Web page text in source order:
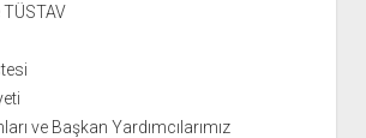
ve Başkan Yardımcılarımız